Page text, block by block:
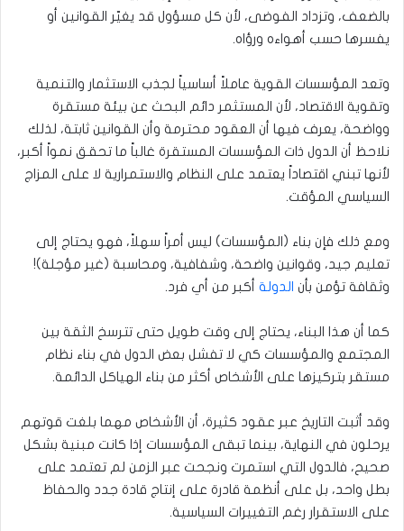
بالضعف، وتزداد الفوضى، لأن كل مسؤول قد يغيّر القوانين أو
يفسرها حسب أهواءه ورؤاه.
وتعد المؤسسات القوية عاملاً أساسياً لجذب الاستثمار والتنمية
وتقوية الاقتصاد، لأن المستثمر دائم البحث عن بيئة مستقرة
وواضحة، يعرف فيها أن العقود محترمة وأن القوانين ثابتة، لذلك
نلاحظ أن الدول ذات المؤسسات المستقرة غالباً ما تحقق نمواً أكبر،
لأنها تبني اقتصاداً يعتمد على النظام والاستمرارية لا على المزاج
السياسي المؤقت.
ومع ذلك فإن بناء (المؤسسات) ليس أمراً سهلاً، فهو يحتاج إلى
تعليم جيد، وقوانين واضحة، وشفافية، ومحاسبة (غير مؤجلة)!
وثقافة تؤمن بأن الدولة أكبر من أي فرد.
كما أن هذا البناء، يحتاج إلى وقت طويل حتى تترسخ الثقة بين
المجتمع والمؤسسات كي لا تفشل بعض الدول في بناء نظام
مستقر بتركيزها على الأشخاص أكثر من بناء الهياكل الدائمة.
وقد أثبت التاريخ عبر عقود كثيرة، أن الأشخاص مهما بلغت قوتهم
يرحلون في النهاية، بينما تبقى المؤسسات إذا كانت مبنية بشكل
صحيح، فالدول التي استمرت ونجحت عبر الزمن لم تعتمد على
بطل واحد، بل على أنظمة قادرة على إنتاج قادة جدد والحفاظ
على الاستقرار رغم التغييرات السياسية.